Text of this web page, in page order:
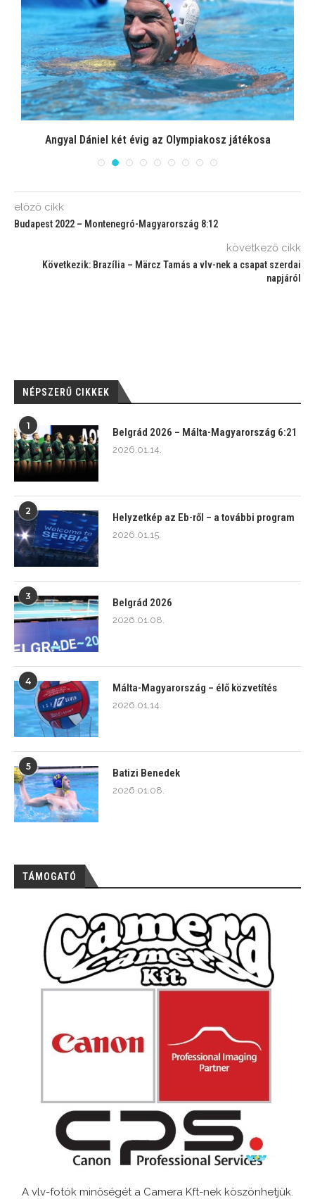
Angyal Dániel két évig az Olympiakosz játékosa
előző cikk
Budapest 2022 – Montenegró-Magyarország 8:12
következő cikk
Következik: Brazília – Märcz Tamás a vlv-nek a csapat szerdai
napjáról
NÉPSZERŰ CIKKEK
1
Belgrád 2026 – Málta-Magyarország 6:21
2026.01.14.
2
Helyzetkép az Eb-ről – a további program
2026.01.15.
3
Belgrád 2026
2026.01.08.
4
Málta-Magyarország – élő közvetítés
2026.01.14.
5
Batizi Benedek
2026.01.08.
TÁMOGATÓ
A vlv-fotók minőségét a Camera Kft-nek köszönhetjük.